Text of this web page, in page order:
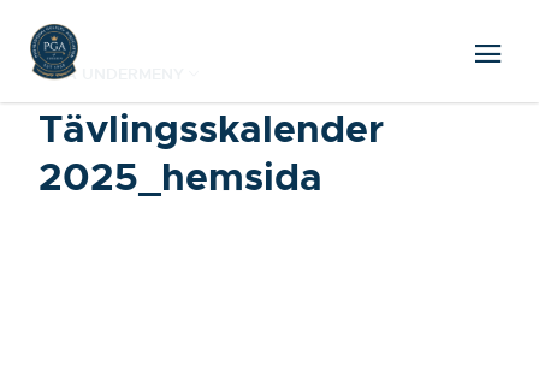
VISA UNDERMENY
Tävlingsskalender
2025_hemsida